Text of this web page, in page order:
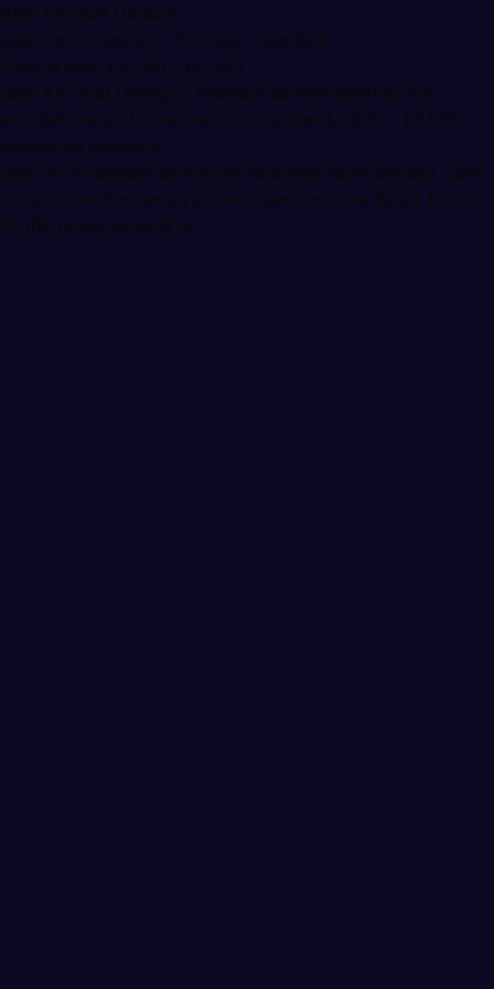
Bale Akrobat Dansçısı
eglence-ve-gosteri · Akrobat · İstanbul
Fiyat aralığı: ₺2.000 – ₺5.000
Bale Akrobat Dansçısı, İstanbul'da etkinlikleriniz için
akrobat olarak hizmet veriyor. Fiyatlar ₺2.000 – ₺5.000
aralığında değişiyor.
Bale ve akrobasiyi birleştiren yetenekli kadın sanatçı. Zarif
ve güçlü performansıyla her organizasyona değer katar.
Profili incele ve teklif al